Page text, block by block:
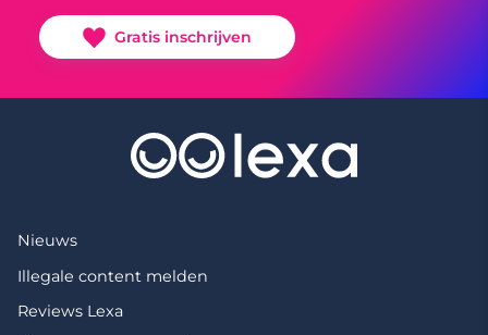
Gratis inschrijven
Nieuws
Illegale content melden
Reviews Lexa